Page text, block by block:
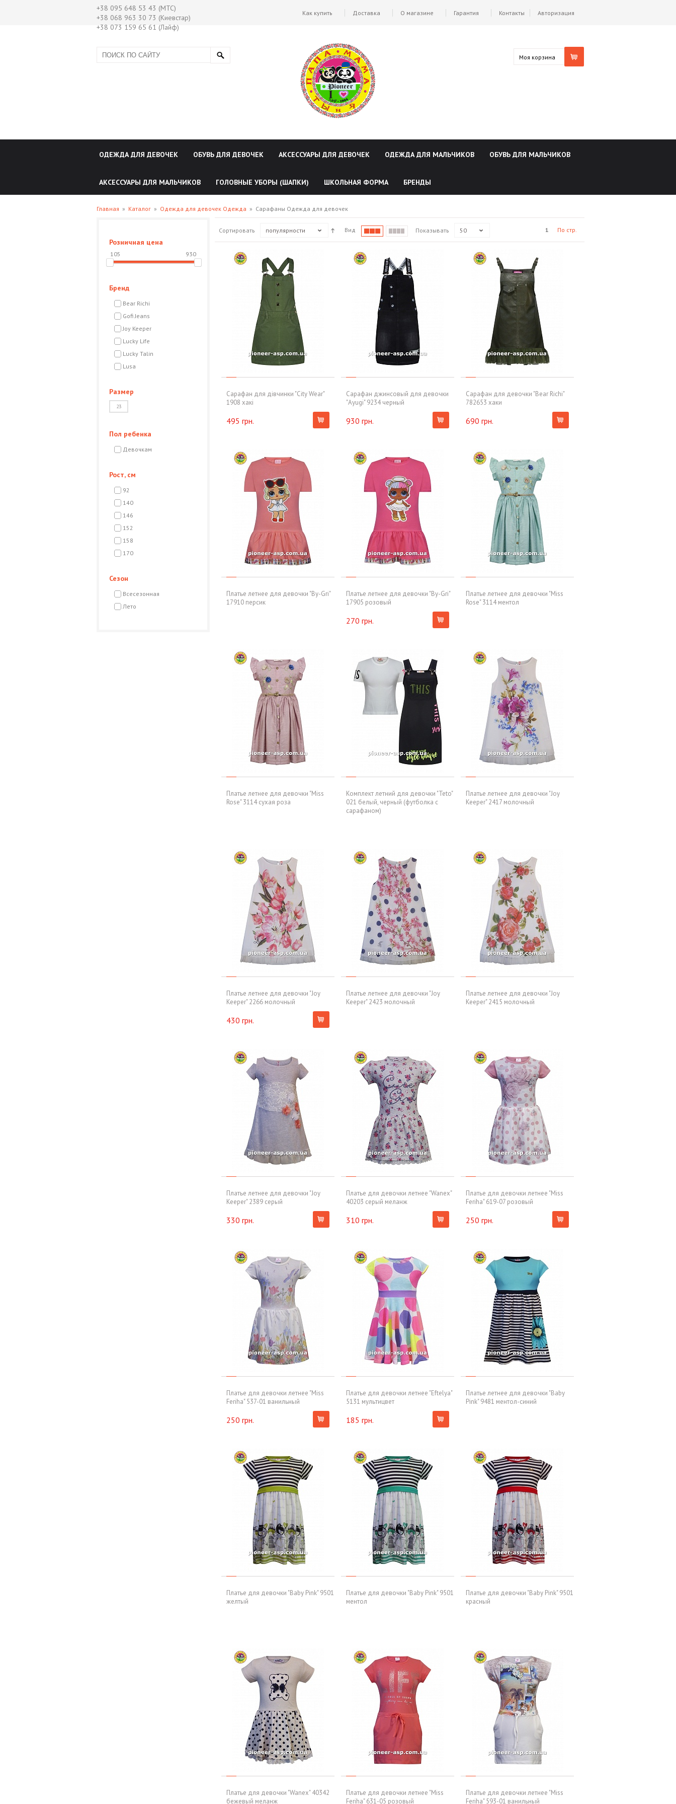
+38 095 648 53 43 (МТС)
+38 068 963 30 73 (Киевстар)
+38 073 159 65 61 (Лайф)
Авторизация
Как купить Доставка О магазине Гарантия Контакты
Моя корзина
ОДЕЖДА ДЛЯ ДЕВОЧЕК ОБУВЬ ДЛЯ ДЕВОЧЕК АКСЕССУАРЫ ДЛЯ ДЕВОЧЕК ОДЕЖДА ДЛЯ МАЛЬЧИКОВ ОБУВЬ ДЛЯ МАЛЬЧИКОВ
АКСЕССУАРЫ ДЛЯ МАЛЬЧИКОВ ГОЛОВНЫЕ УБОРЫ (ШАПКИ) ШКОЛЬНАЯ ФОРМА БРЕНДЫ
Главная » Каталог » Одежда для девочек Одежда » Сарафаны Одежда для девочек
Розничная цена
105 930
Бренд
Bear Richi
Gofi Jeans
Joy Keeper
Lucky Life
Lucky Talin
Lusa
Neon Girls
Размер
23
Пол ребенка
Девочкам
Рост, см
92
140
146
152
158
170
Сезон
Всесезонная
Лето
Сортировать популярности Вид Показывать 50 1 По стр.
Сарафан для дівчинки "City Wear"
1908 хакі
495 грн.
Сарафан джинсовый для девочки
"Ayugi" 9234 черный
930 грн.
Сарафан для девочки "Bear Richi"
782653 хаки
690 грн.
Платье летнее для девочки "By-Gri"
17910 персик
Платье летнее для девочки "By-Gri"
17905 розовый
270 грн.
Платье летнее для девочки "Miss
Rose" 3114 ментол
Платье летнее для девочки "Miss
Rose" 3114 сухая роза
Комплект летний для девочки "Teto"
021 белый, черный (футболка с
сарафаном)
Платье летнее для девочки "Joy
Keeper" 2417 молочный
Платье летнее для девочки "Joy
Keeper" 2266 молочный
430 грн.
Платье летнее для девочки "Joy
Keeper" 2423 молочный
Платье летнее для девочки "Joy
Keeper" 2415 молочный
Платье летнее для девочки "Joy
Keeper" 2389 серый
330 грн.
Платье для девочки летнее "Wanex"
40203 серый меланж
310 грн.
Платье для девочки летнее "Miss
Feriha" 619-07 розовый
250 грн.
Платье для девочки летнее "Miss
Feriha" 537-01 ванильный
250 грн.
Платье для девочки летнее "Eftelya"
5131 мультицвет
185 грн.
Платье летнее для девочки "Baby
Pink" 9481 ментол-синий
Платье для девочки "Baby Pink" 9501
желтый
Платье для девочки "Baby Pink" 9501
ментол
Платье для девочки "Baby Pink" 9501
красный
Платье для девочки "Wanex" 40342
бежевый меланж
Платье для девочки летнее "Miss
Feriha" 631-05 розовый
Платье для девочки летнее "Miss
Feriha" 593-01 ванильный